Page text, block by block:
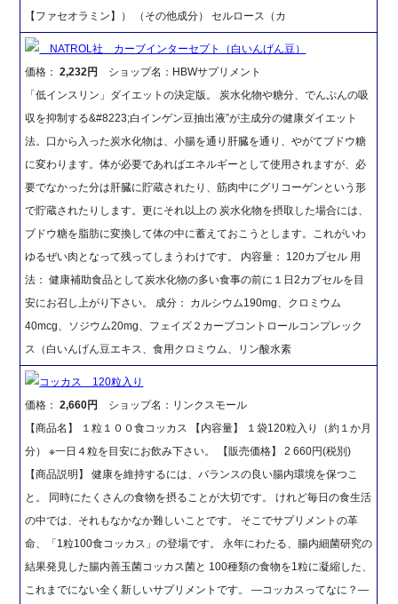
【ファセオラミン】） （その他成分） セルロース（カ
NATROL社 カーブインターセプト（白いんげん豆）
価格：2,232円
ショップ名：HBWサプリメント
「低インスリン」ダイエットの決定版。 炭水化物や糖分、でんぷんの吸
収を抑制する&#8223;白インゲン豆抽出液”が主成分の健康ダイエット
法。口から入った炭水化物は、小腸を通り肝臓を通り、やがてブドウ糖
に変わります。体が必要であればエネルギーとして使用されますが、必
要でなかった分は肝臓に貯蔵されたり、筋肉中にグリコーゲンという形
で貯蔵されたりします。更にそれ以上の 炭水化物を摂取した場合には、
ブドウ糖を脂肪に変換して体の中に蓄えておこうとします。これがいわ
ゆるぜい肉となって残ってしまうわけです。 内容量： 120カプセル 用
法： 健康補助食品として炭水化物の多い食事の前に１日2カプセルを目
安にお召し上がり下さい。 成分： カルシウム190mg、クロミウム
40mcg、ソジウム20mg、フェイズ２カーブコントロールコンプレック
ス（白いんげん豆エキス、食用クロミウム、リン酸水素
コッカス 120粒入り
価格：2,660円
ショップ名：リンクスモール
【商品名】 １粒１００食コッカス 【内容量】 １袋120粒入り（約１か月
分） ※一日４粒を目安にお飲み下さい。 【販売価格】 2 660円(税別)
【商品説明】 健康を維持するには、バランスの良い腸内環境を保つこ
と。 同時にたくさんの食物を摂ることが大切です。 けれど毎日の食生活
の中では、それもなかなか難しいことです。 そこでサプリメントの革
命、「1粒100食コッカス」の登場です。 永年にわたる、腸内細菌研究の
結果発見した腸内善玉菌コッカス菌と 100種類の食物を1粒に凝縮した、
これまでにない全く新しいサプリメントです。 ―コッカスってなに？―